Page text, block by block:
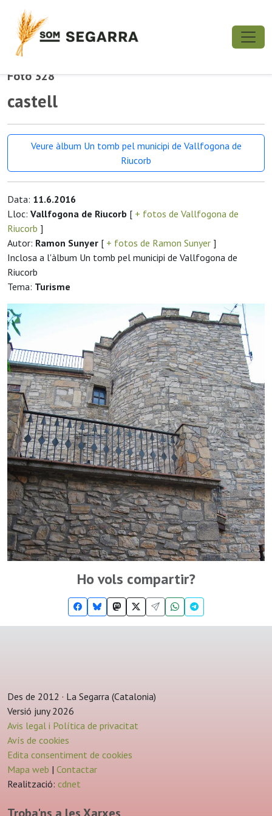
Foto 328
castell
Veure àlbum Un tomb pel municipi de Vallfogona de
Riucorb
Data: 11.6.2016
Lloc: Vallfogona de Riucorb [ + fotos de Vallfogona de
Riucorb ]
Autor: Ramon Sunyer [ + fotos de Ramon Sunyer ]
Inclosa a l'àlbum Un tomb pel municipi de Vallfogona de
Riucorb
Tema: Turisme
Ho vols compartir?
Des de 2012 · La Segarra (Catalonia)
Versió juny 2026
Avis legal i Política de privacitat
Avís de cookies
Edita consentiment de cookies
Mapa web | Contactar
Realització: cdnet